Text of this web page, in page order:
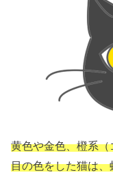
黄色や金色、橙系
目の色をした猫は